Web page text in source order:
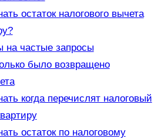
остаток налогового вычета
на частые запросы
было возвращено
когда перечислят налоговый
остаток по налоговому